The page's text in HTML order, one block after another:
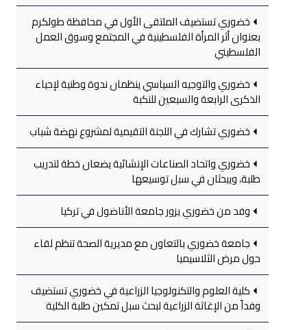
خضوري تستضيف الملتقى الأول في محافظة طولكرم
بعنوان أثر المرأة الفلسطينية في المجتمع وسوق العمل
الفلسطيني
خضوري والتوجيه السياسي ينظمان ندوة وطنية لإحياء
الذكرى الرابعة والسبعين للنكبة
خضوري تشارك في اللجنة التقيمية لمشروع نهضة شباب
خضوري واتحاد الصناعات الإنشائية يضعان خطة لتدريب
طلبة، ويبحثان في سبل توسيعها
وفد من خضوري يزور جامعة الأناضول في تركيا
جامعة خضوري بالتعاون مع مديرية الصحة تنظم لقاء
حول مرض الثلاسيميا
كلية العلوم والتكنولوجيا الزراعية في خضوري تستضيف
وفداً من الإغاثة الزراعية لبحث سبل تمكين طلبة الكلية